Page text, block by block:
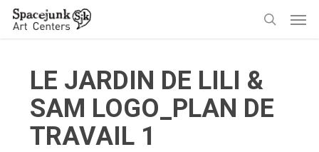
Skip
LE JARDIN DE LILI &
SAM LOGO_PLAN DE
TRAVAIL 1